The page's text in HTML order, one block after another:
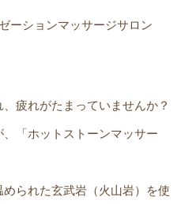
ーションマッサージサロン
疲れがたまっていませんか？
「ホットストーンマッサー
られた玄武岩（火山岩）を使